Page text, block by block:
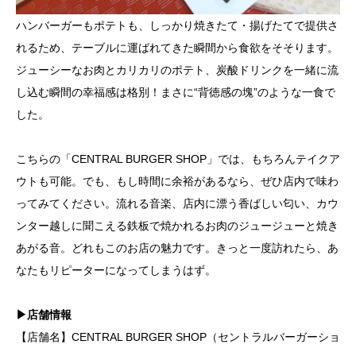
ハンバーガーもポテトも、しっかり焼きたて・揚げたてで提供さ
れるため、テーブルに運ばれてきた瞬間から食欲をそそります。
ジューシーなお肉とカリカリのポテト、炭酸ドリンクを一緒に流
し込む瞬間の幸福感は格別！まさに“背徳感の塊”のような一食で
した。
こちらの「CENTRAL BURGER SHOP」では、もちろんテイクア
ウトも可能。でも、もし時間に余裕があるなら、ぜひ店内で味わ
ってみてください。流れる音楽、店内に漂う香ばしい匂い、カウ
ンター越しに聞こえる鉄板で焼かれるお肉のジュージューと焼き
あがる音。どれもこのお店の魅力です。きっと一度訪れたら、あ
なたもリピーターになってしまうはず。
▶店舗情報
【店舗名】CENTRAL BURGER SHOP（セントラルバーガーショ